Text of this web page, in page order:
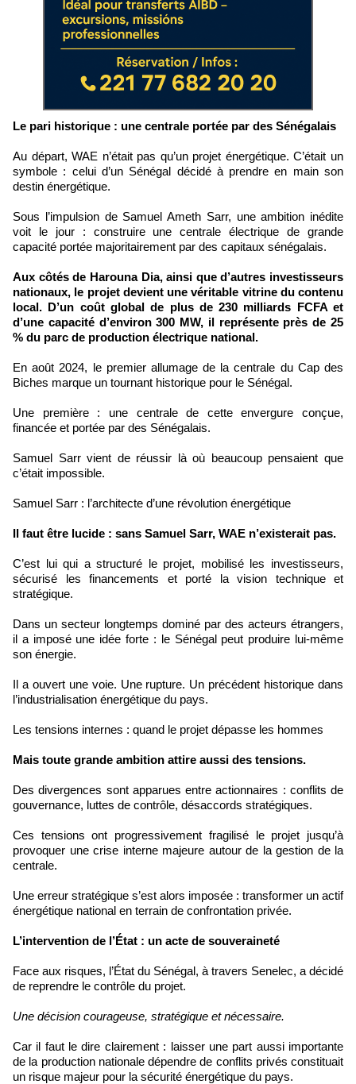
Le pari historique : une centrale portée par des Sénégalais
Au départ, WAE n’était pas qu’un projet énergétique. C’était un
symbole : celui d’un Sénégal décidé à prendre en main son
destin énergétique.
Sous l’impulsion de Samuel Ameth Sarr, une ambition inédite
voit le jour : construire une centrale électrique de grande
capacité portée majoritairement par des capitaux sénégalais.
Aux côtés de Harouna Dia, ainsi que d’autres investisseurs
nationaux, le projet devient une véritable vitrine du contenu
local. D’un coût global de plus de 230 milliards FCFA et
d’une capacité d’environ 300 MW, il représente près de 25
% du parc de production électrique national.
En août 2024, le premier allumage de la centrale du Cap des
Biches marque un tournant historique pour le Sénégal.
Une première : une centrale de cette envergure conçue,
financée et portée par des Sénégalais.
Samuel Sarr vient de réussir là où beaucoup pensaient que
c’était impossible.
Samuel Sarr : l’architecte d’une révolution énergétique
Il faut être lucide : sans Samuel Sarr, WAE n’existerait pas.
C’est lui qui a structuré le projet, mobilisé les investisseurs,
sécurisé les financements et porté la vision technique et
stratégique.
Dans un secteur longtemps dominé par des acteurs étrangers,
il a imposé une idée forte : le Sénégal peut produire lui-même
son énergie.
Il a ouvert une voie. Une rupture. Un précédent historique dans
l’industrialisation énergétique du pays.
Les tensions internes : quand le projet dépasse les hommes
Mais toute grande ambition attire aussi des tensions.
Des divergences sont apparues entre actionnaires : conflits de
gouvernance, luttes de contrôle, désaccords stratégiques.
Ces tensions ont progressivement fragilisé le projet jusqu’à
provoquer une crise interne majeure autour de la gestion de la
centrale.
Une erreur stratégique s’est alors imposée : transformer un actif
énergétique national en terrain de confrontation privée.
L’intervention de l’État : un acte de souveraineté
Face aux risques, l’État du Sénégal, à travers Senelec, a décidé
de reprendre le contrôle du projet.
Une décision courageuse, stratégique et nécessaire.
Car il faut le dire clairement : laisser une part aussi importante
de la production nationale dépendre de conflits privés constituait
un risque majeur pour la sécurité énergétique du pays.